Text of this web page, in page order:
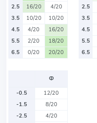
2.5
16/20
4/20
3.5
10/20
10/20
4.5
4/20
16/20
5.5
2/20
18/20
6.5
0/20 20/20
2.5
3.5
4.5
5.5
6.5
Ф
-0.5
12/20
-1.5
8/20
-2.5
4/20